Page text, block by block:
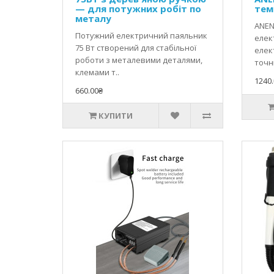
MECHANIC, T12)
Для чого
Витяжки, як YIHUA
Ultra)
демонтаж
Які набори
Для старту добре
— для потужних робіт по
металу
Потужний електричний паяльник
75 Вт створений для стабільної
роботи з металевими деталями,
клемами т..
660.00₴
КУПИТИ